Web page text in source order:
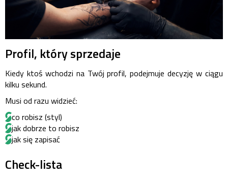
Profil, który sprzedaje
Kiedy ktoś wchodzi na Twój profil, podejmuje decyzję w ciągu
kilku sekund.
Musi od razu widzieć:
co robisz (styl)
jak dobrze to robisz
jak się zapisać
Check-lista